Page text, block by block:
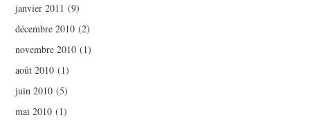
janvier 2011 (9)
décembre 2010 (2)
novembre 2010 (1)
août 2010 (1)
juin 2010 (5)
mai 2010 (1)